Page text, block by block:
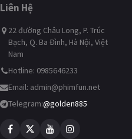
Liên Hệ
22 đường Châu Long, P. Trúc
Bạch, Q. Ba Đình, Hà Nội, Việt
Nam
Hotline: 0985646233
Email: admin@phimfun.net
Telegram:@golden885